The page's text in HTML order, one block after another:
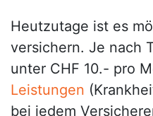
Heutzutage ist es
versichern. Je nach
unter CHF 10.- pro
Leistungen
bei jedem